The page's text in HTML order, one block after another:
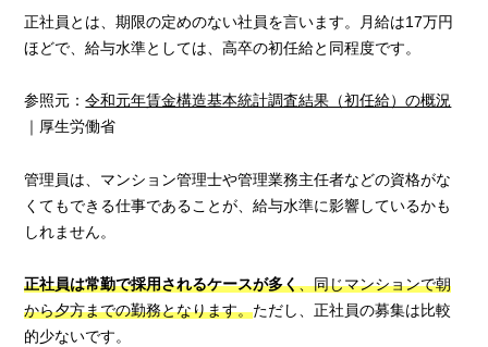
正社員とは、期限の定めのない社員を言います。月給は17万円
ほどで、給与水準としては、高卒の初任給と同程度です。
参照元：令和元年賃金構造基本統計調査結果（初任給）の概況
｜厚生労働省
管理員は、マンション管理士や管理業務主任者などの資格がな
くてもできる仕事であることが、給与水準に影響しているかも
しれません。
正社員は常勤で採用されるケースが多く、同じマンションで朝
から夕方までの勤務となります。ただし、正社員の募集は比較
的少ないです。